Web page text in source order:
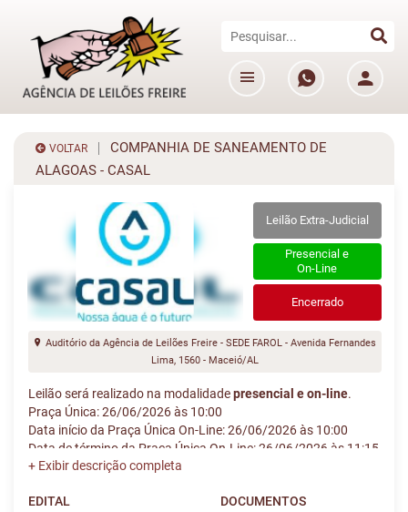
VOLTAR
COMPANHIA DE SANEAMENTO DE
ALAGOAS - CASAL
Leilão Extra-Judicial
Presencial e
On-Line
Encerrado
Auditório da Agência de Leilões Freire - SEDE FAROL - Avenida Fernandes
Lima, 1560 - Maceió/AL
Leilão será realizado na modalidadepresencial e on-line.
Praça Única: 26/06/2026 às 10:00
Data início da Praça Única On-Line: 26/06/2026 às 10:00
Data de término da Praça Única On-Line: 26/06/2026 às 11:15
EDITAL DOCUMENTOS